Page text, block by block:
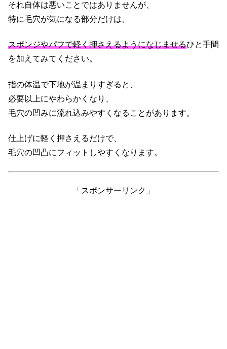
それ自体は悪いことではありませんが、
特に毛穴が気になる部分だけは、
スポンジやパフで軽く押さえるようになじませるひと手間
を加えてみてください。
指の体温で下地が温まりすぎると、
必要以上にやわらかくなり、
毛穴の凹みに流れ込みやすくなることがあります。
仕上げに軽く押さえるだけで、
毛穴の凹凸にフィットしやすくなります。
「スポンサーリンク」